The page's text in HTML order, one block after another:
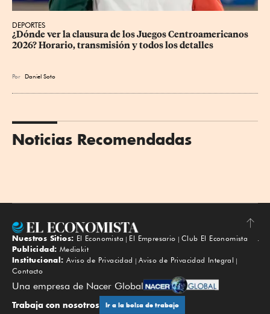
DEPORTES
¿Dónde ver la clausura de los Juegos Centroamericanos
2026? Horario, transmisión y todos los detalles
Por Daniel Soto
Noticias Recomendadas
Subir
Nuestros Sitios: El Economista El Empresario
Club El Economista
Publicidad: Mediakit
Institucional: Aviso de Privacidad
Aviso de Privacidad Integral
Contacto
Una empresa de Nacer Global
Trabaja con nosotros Ir a la bolsa de trabajo